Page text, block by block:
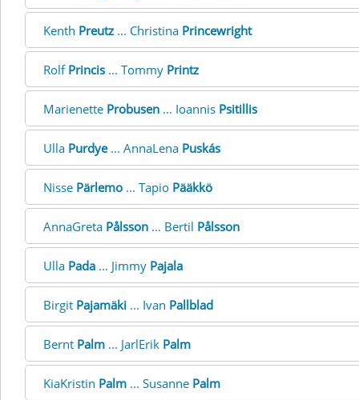
Kenth Preutz ... Christina Princewright
Rolf Princis ... Tommy Printz
Marienette Probusen ... Ioannis Psitillis
Ulla Purdye... AnnaLena Puskás
Nisse Pärlemo ... Tapio Pääkkö
AnnaGreta Pålsson ... Bertil Pålsson
Ulla Pada ... Jimmy Pajala
Birgit Pajamäki ... Ivan Pallblad
Bernt Palm ... JarlErik Palm
KiaKristin Palm ... Susanne Palm